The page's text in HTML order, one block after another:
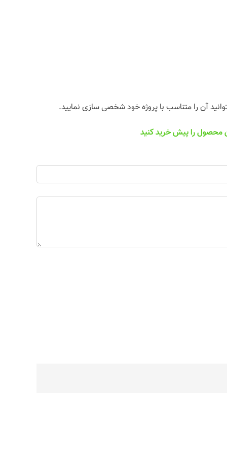
آن را متناسب با پروژه خود شخصی سازی نمایید.
محصول را پیش خرید کنید